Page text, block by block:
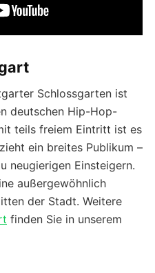
Schlossgarten ist
deutschen Hip-Hop-
teils freiem Eintritt ist es
ein breites Publikum –
neugierigen Einsteigern.
außergewöhnlich
der Stadt. Weitere
finden Sie in unserem